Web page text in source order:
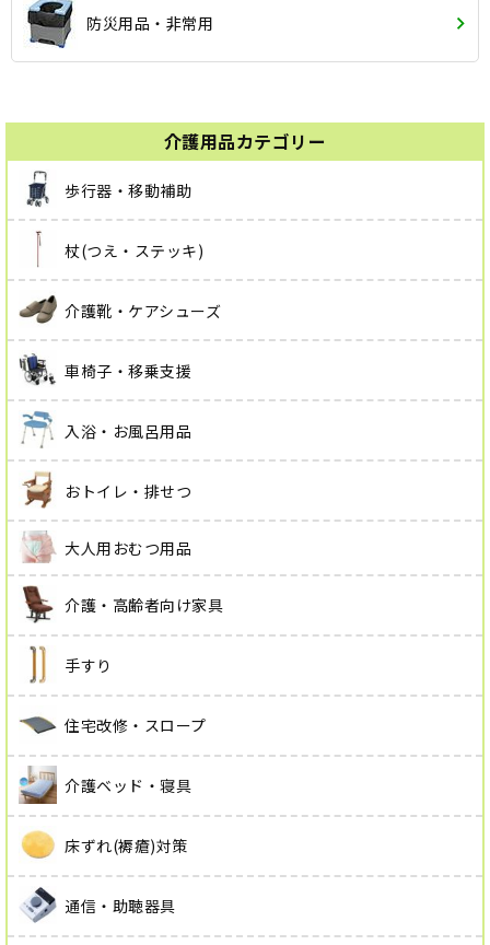
介護用品カテゴリー
歩行器・移動補助
杖(つえ・ステッキ)
介護靴・ケアシューズ
車椅子・移乗支援
入浴・お風呂用品
おトイレ・排せつ
大人用おむつ用品
介護・高齢者向け家具
手すり
住宅改修・スロープ
介護ベッド・寝具
床ずれ(褥瘡)対策
通信・助聴器具
防災用品・非常用